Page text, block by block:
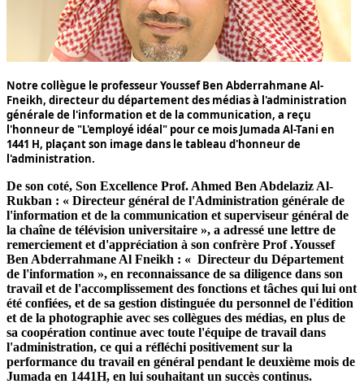
Notre collègue le professeurYoussef Ben Abderrahmane Al-
Fneikh, directeur du département des médias à l'administration
générale de l'information et de la communication, a reçu
l'honneur de "L'employé idéal" pour ce mois Jumada Al-Tani en
1441 H, plaçant son image dans le tableau d'honneur de
l'administration.
De son coté, Son Excellence Prof. Ahmed Ben Abdelaziz Al-
Rukban : « Directeur général de l'Administration générale de
l'information et de la communication et superviseur général de
la chaîne de télévision universitaire », a adressé une lettre de
remerciement et d'appréciation à son confrère Prof .Youssef
Ben Abderrahmane Al Fneikh : « Directeur du Département
de l'information », en reconnaissance de sa diligence dans son
travail et de l'accomplissement des fonctions et tâches qui lui ont
été confiées, et de sa gestion distinguée du personnel de l'édition
et de la photographie avec ses collègues des médias, en plus de
sa coopération continue avec toute l'équipe de travail dans
l'administration, ce qui a réfléchi positivement sur la
performance du travail en général pendant le deuxième mois de
Jumada en 1441H, en lui souhaitant un succès continus.